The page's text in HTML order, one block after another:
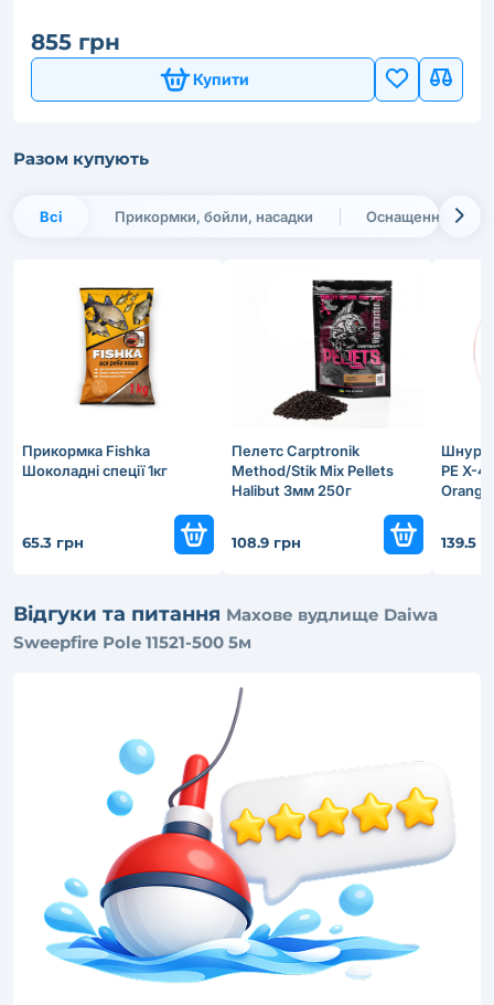
855 грн
Купити
Разом купують
Всі Прикормки, бойли, насадки Оснащення,
Прикормка Fishka
Шоколадні спеції 1кг
65.3 грн
Пелетс Carptronik
Method/Stik Mix Pellets
Halibut 3мм 250г
108.9 грн
Шнур
PE X-
Orange
139.5
Відгуки та питання Махове вудлище Daiwa
Sweepfire Pole 11521-500 5м